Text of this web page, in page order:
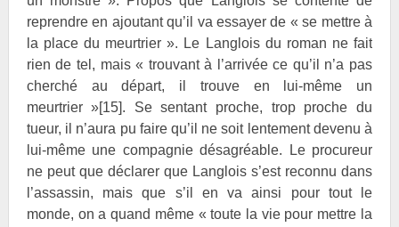
reprendre en ajoutant qu’il va essayer de « se mettre à
la place du meurtrier ». Le Langlois du roman ne fait
rien de tel, mais « trouvant à l’arrivée ce qu’il n’a pas
cherché au départ, il trouve en lui-même un
meurtrier »[15]. Se sentant proche, trop proche du
tueur, il n’aura pu faire qu’il ne soit lentement devenu à
lui-même une compagnie désagréable. Le procureur
ne peut que déclarer que Langlois s’est reconnu dans
l’assassin, mais que s’il en va ainsi pour tout le
monde, on a quand même « toute la vie pour mettre la